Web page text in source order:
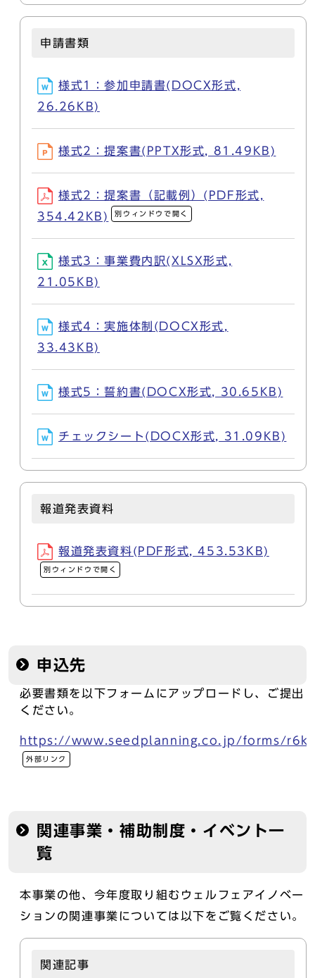
申請書類
様式1：参加申請書(DOCX形式,
26.26KB)
様式2：提案書(PPTX形式, 81.49KB)
様式2：提案書（記載例）(PDF形式,
354.42KB)
別ウィンドウで開く
様式3：事業費内訳(XLSX形式,
21.05KB)
様式4：実施体制(DOCX形式,
33.43KB)
様式5：誓約書(DOCX形式, 30.65KB)
チェックシート(DOCX形式, 31.09KB)
報道発表資料
報道発表資料(PDF形式, 453.53KB)
別ウィンドウで開く
申込先
必要書類を以下フォームにアップロードし、ご提出
ください。
https://www.seedplanning.co.jp/forms/
外部リンク
関連事業・補助制度・イベント一
覧
本事業の他、今年度取り組むウェルフェアイノベー
ションの関連事業については以下をご覧ください。
関連記事